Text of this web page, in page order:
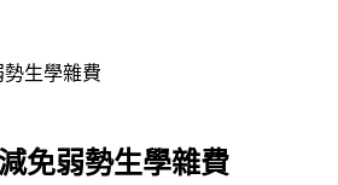
生學雜費
免弱勢生學雜費